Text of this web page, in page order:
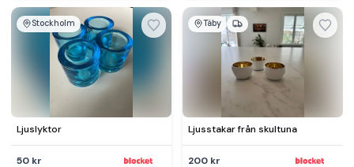
Stockholm
Ljuslyktor
50 kr
Täby
Ljusstakar från skultuna
200 kr